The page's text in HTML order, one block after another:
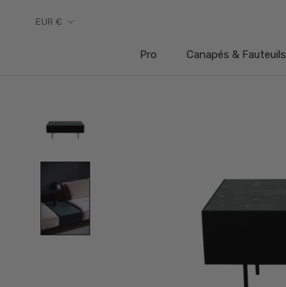
Pro
Canapés & Fauteuils
Devise
EUR €